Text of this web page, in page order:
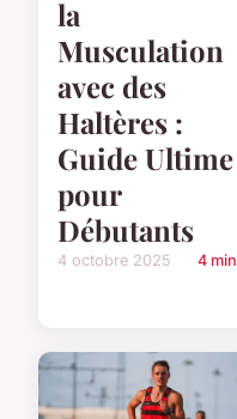
la
Musculation
avec des
Haltères :
Guide Ultime
pour
Débutants
4 octobre 2025 4 min